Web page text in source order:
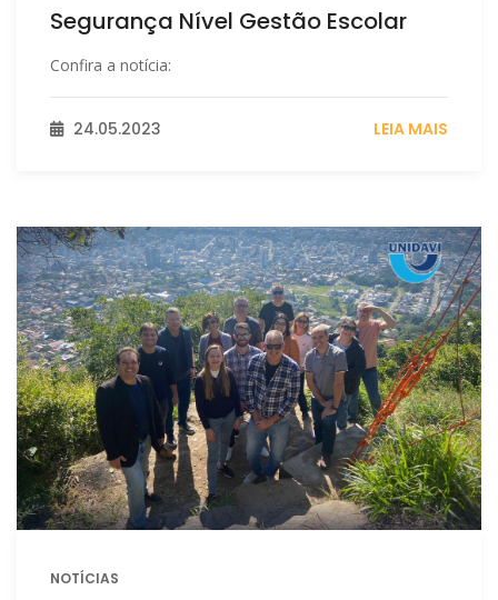
Segurança Nível Gestão Escolar
Confira a notícia:
24.05.2023 LEIA MAIS
NOTÍCIAS